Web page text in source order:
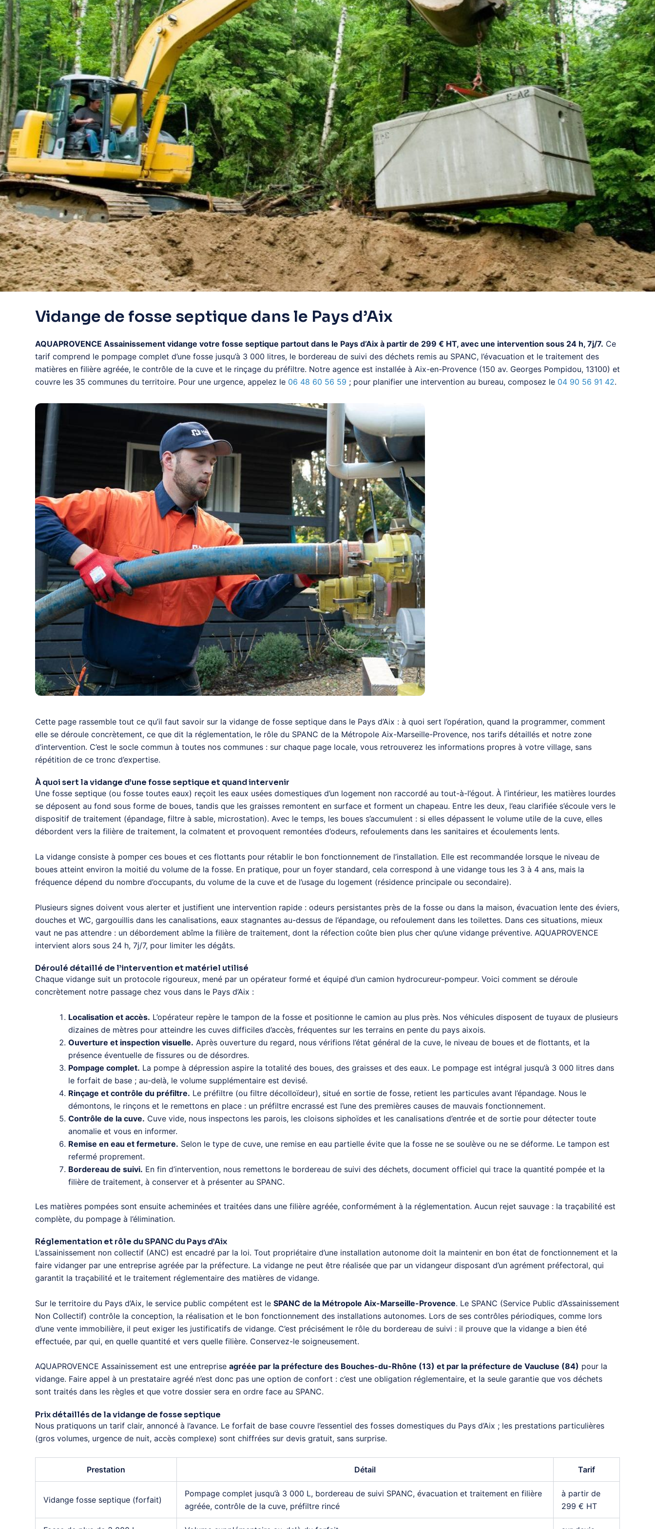
Vidange de fosse septique dans le Pays d’Aix
AQUAPROVENCE Assainissement vidange votre fosse septique partout dans le Pays d’Aix à partir de 299 € HT, avec une intervention sous 24 h, 7j/7. Ce
tarif comprend le pompage complet d’une fosse jusqu’à 3 000 litres, le bordereau de suivi des déchets remis au SPANC, l’évacuation et le traitement des
matières en filière agréée, le contrôle de la cuve et le rinçage du préfiltre. Notre agence est installée à Aix-en-Provence (150 av. Georges Pompidou, 13100) et
couvre les 35 communes du territoire. Pour une urgence, appelez le 06 48 60 56 59 ; pour planifier une intervention au bureau, composez le 04 90 56 91 42.
Cette page rassemble tout ce qu’il faut savoir sur la vidange de fosse septique dans le Pays d’Aix : à quoi sert l’opération, quand la programmer, comment
elle se déroule concrètement, ce que dit la réglementation, le rôle du SPANC de la Métropole Aix-Marseille-Provence, nos tarifs détaillés et notre zone
d’intervention. C’est le socle commun à toutes nos communes : sur chaque page locale, vous retrouverez les informations propres à votre village, sans
répétition de ce tronc d’expertise.
À quoi sert la vidange d’une fosse septique et quand intervenir
Une fosse septique (ou fosse toutes eaux) reçoit les eaux usées domestiques d’un logement non raccordé au tout-à-l’égout. À l’intérieur, les matières lourdes
se déposent au fond sous forme de boues, tandis que les graisses remontent en surface et forment un chapeau. Entre les deux, l’eau clarifiée s’écoule vers le
dispositif de traitement (épandage, filtre à sable, microstation). Avec le temps, les boues s’accumulent : si elles dépassent le volume utile de la cuve, elles
débordent vers la filière de traitement, la colmatent et provoquent remontées d’odeurs, refoulements dans les sanitaires et écoulements lents.
La vidange consiste à pomper ces boues et ces flottants pour rétablir le bon fonctionnement de l’installation. Elle est recommandée lorsque le niveau de
boues atteint environ la moitié du volume de la fosse. En pratique, pour un foyer standard, cela correspond à une vidange tous les 3 à 4 ans, mais la
fréquence dépend du nombre d’occupants, du volume de la cuve et de l’usage du logement (résidence principale ou secondaire).
Plusieurs signes doivent vous alerter et justifient une intervention rapide : odeurs persistantes près de la fosse ou dans la maison, évacuation lente des éviers,
douches et WC, gargouillis dans les canalisations, eaux stagnantes au-dessus de l’épandage, ou refoulement dans les toilettes. Dans ces situations, mieux
vaut ne pas attendre : un débordement abîme la filière de traitement, dont la réfection coûte bien plus cher qu’une vidange préventive. AQUAPROVENCE
intervient alors sous 24 h, 7j/7, pour limiter les dégâts.
Déroulé détaillé de l’intervention et matériel utilisé
Chaque vidange suit un protocole rigoureux, mené par un opérateur formé et équipé d’un camion hydrocureur-pompeur. Voici comment se déroule
concrètement notre passage chez vous dans le Pays d’Aix :
Localisation et accès. L’opérateur repère le tampon de la fosse et positionne le camion au plus près. Nos véhicules disposent de tuyaux de plusieurs
dizaines de mètres pour atteindre les cuves difficiles d’accès, fréquentes sur les terrains en pente du pays aixois.
Ouverture et inspection visuelle. Après ouverture du regard, nous vérifions l’état général de la cuve, le niveau de boues et de flottants, et la
présence éventuelle de fissures ou de désordres.
Pompage complet. La pompe à dépression aspire la totalité des boues, des graisses et des eaux. Le pompage est intégral jusqu’à 3 000 litres dans
le forfait de base ; au-delà, le volume supplémentaire est devisé.
Rinçage et contrôle du préfiltre. Le préfiltre (ou filtre décolloïdeur), situé en sortie de fosse, retient les particules avant l’épandage. Nous le
démontons, le rinçons et le remettons en place : un préfiltre encrassé est l’une des premières causes de mauvais fonctionnement.
Contrôle de la cuve. Cuve vide, nous inspectons les parois, les cloisons siphoïdes et les canalisations d’entrée et de sortie pour détecter toute
anomalie et vous en informer.
Remise en eau et fermeture. Selon le type de cuve, une remise en eau partielle évite que la fosse ne se soulève ou ne se déforme. Le tampon est
refermé proprement.
Bordereau de suivi. En fin d’intervention, nous remettons le bordereau de suivi des déchets, document officiel qui trace la quantité pompée et la
filière de traitement, à conserver et à présenter au SPANC.
Les matières pompées sont ensuite acheminées et traitées dans une filière agréée, conformément à la réglementation. Aucun rejet sauvage : la traçabilité est
complète, du pompage à l’élimination.
Réglementation et rôle du SPANC du Pays d’Aix
L’assainissement non collectif (ANC) est encadré par la loi. Tout propriétaire d’une installation autonome doit la maintenir en bon état de fonctionnement et la
faire vidanger par une entreprise agréée par la préfecture. La vidange ne peut être réalisée que par un vidangeur disposant d’un agrément préfectoral, qui
garantit la traçabilité et le traitement réglementaire des matières de vidange.
Sur le territoire du Pays d’Aix, le service public compétent est le SPANC de la Métropole Aix-Marseille-Provence. Le SPANC (Service Public d’Assainissement
Non Collectif) contrôle la conception, la réalisation et le bon fonctionnement des installations autonomes. Lors de ses contrôles périodiques, comme lors
d’une vente immobilière, il peut exiger les justificatifs de vidange. C’est précisément le rôle du bordereau de suivi : il prouve que la vidange a bien été
effectuée, par qui, en quelle quantité et vers quelle filière. Conservez-le soigneusement.
AQUAPROVENCE Assainissement est une entreprise agréée par la préfecture des Bouches-du-Rhône (13) et par la préfecture de Vaucluse (84) pour la
vidange. Faire appel à un prestataire agréé n’est donc pas une option de confort : c’est une obligation réglementaire, et la seule garantie que vos déchets
sont traités dans les règles et que votre dossier sera en ordre face au SPANC.
Prix détaillés de la vidange de fosse septique
Nous pratiquons un tarif clair, annoncé à l’avance. Le forfait de base couvre l’essentiel des fosses domestiques du Pays d’Aix ; les prestations particulières
(gros volumes, urgence de nuit, accès complexe) sont chiffrées sur devis gratuit, sans surprise.
Prestation Détail Tarif
Vidange fosse septique (forfait)
Pompage complet jusqu’à 3 000 L, bordereau de suivi SPANC, évacuation et traitement en filière
agréée, contrôle de la cuve, préfiltre rincé
à partir de
299 € HT